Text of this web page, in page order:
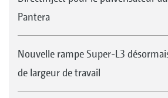
Pantera
Nouvelle rampe Super-L3
de largeur de travail